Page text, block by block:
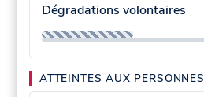
Dégradations volontaires
ATTEINTES AUX PERSONNES